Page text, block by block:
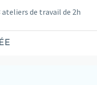
ateliers de travail de 2h